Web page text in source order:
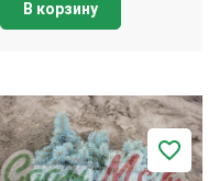
В корзину